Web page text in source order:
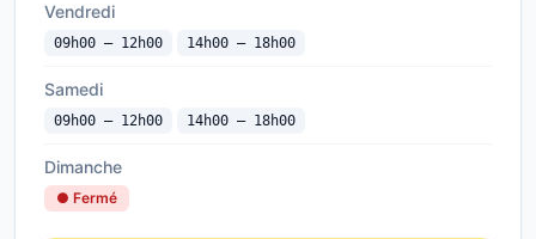
Vendredi
09h00 — 12h00 14h00 — 18h00
Samedi
09h00 — 12h00 14h00 — 18h00
Dimanche
● Fermé